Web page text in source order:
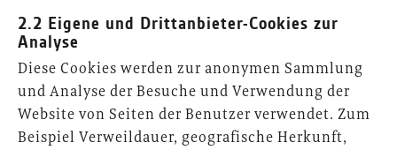
2.2 Eigene und Drittanbieter-Cookies zur
Analyse
Diese Cookies werden zur anonymen Sammlung
und Analyse der Besuche und Verwendung der
Website von Seiten der Benutzer verwendet. Zum
Beispiel Verweildauer, geografische Herkunft,